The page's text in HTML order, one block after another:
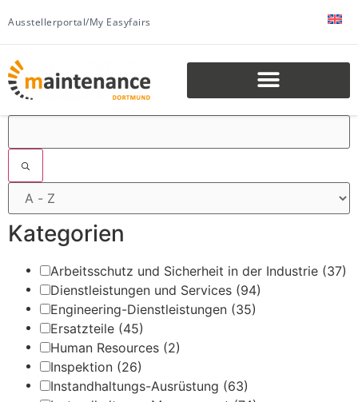
Ausstellerportal/My Easyfairs
Kategorien
Arbeitsschutz und Sicherheit in der Industrie (37)
Dienstleistungen und Services (94)
Engineering-Dienstleistungen (35)
Ersatzteile (45)
Human Resources (2)
Inspektion (26)
Instandhaltungs-Ausrüstung (63)